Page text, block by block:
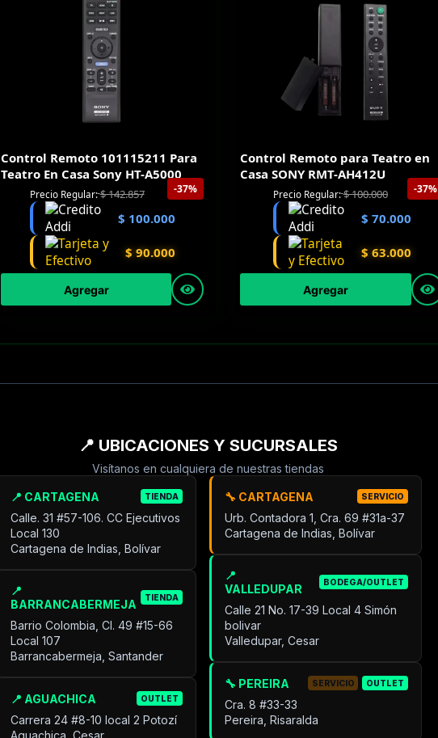
Control Remoto 101115211 Para
Teatro En Casa Sony HT-A5000
-37%
Precio Regular:$142.857
$ 100.000
$ 90.000
Agregar
Control Remoto para Teatro en
Casa SONY RMT-AH412U
-37%
Precio Regular:$100.000
$ 70.000
$ 63.000
Agregar
📍 UBICACIONES Y SUCURSALES
Visítanos en cualquiera de nuestras tiendas
📍 CARTAGENA TIENDA
Calle. 31 #57-106. CC Ejecutivos
Local 130
Cartagena de Indias, Bolívar
📍
BARRANCABERMEJA
TIENDA
Barrio Colombia, Cl. 49 #15-66
Local 107
Barrancabermeja, Santander
📍 AGUACHICA OUTLET
Carrera 24 #8-10 local 2 Potozí
Aguachica, Cesar
🔧 CARTAGENA SERVICIO
Urb. Contadora 1, Cra. 69 #31a-37
Cartagena de Indias, Bolívar
📍
VALLEDUPAR
BODEGA/OUTLET
Calle 21 No. 17-39 Local 4 Simón
bolivar
Valledupar, Cesar
🔧 PEREIRA SERVICIO OUTLET
Cra. 8 #33-33
Pereira, Risaralda